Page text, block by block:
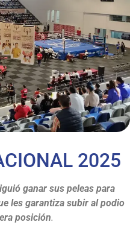
2025
ganar sus peleas para
les garantiza subir al podio
posición.